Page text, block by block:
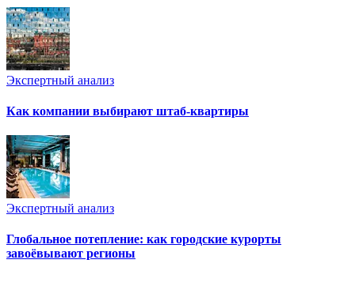
Экспертный анализ
Как компании выбирают штаб-квартиры
Экспертный анализ
Глобальное потепление: как городские курорты
завоёвывают регионы